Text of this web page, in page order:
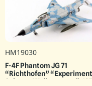
HM19030
F-4F Phantom JG 71
“Richthofen”
Schema Wolkenmaus”,